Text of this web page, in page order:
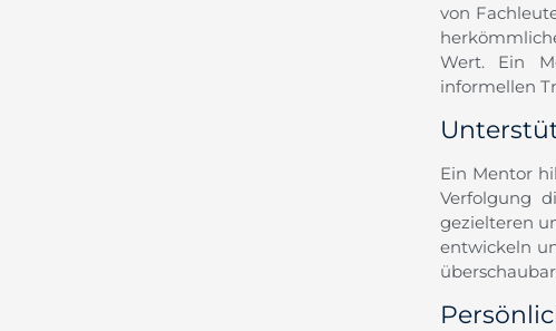
von
Wert. Ein
informellen
Ein Mentor
Verfolgung
gezielteren
entwickeln